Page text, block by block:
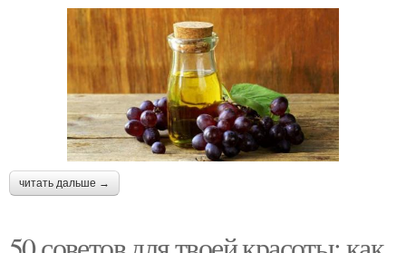
читать дальше →